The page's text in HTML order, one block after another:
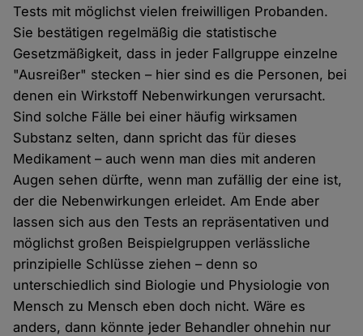
Tests mit möglichst vielen freiwilligen Probanden.
Sie bestätigen regelmäßig die statistische
Gesetzmäßigkeit, dass in jeder Fallgruppe einzelne
"Ausreißer" stecken – hier sind es die Personen, bei
denen ein Wirkstoff Nebenwirkungen verursacht.
Sind solche Fälle bei einer häufig wirksamen
Substanz selten, dann spricht das für dieses
Medikament – auch wenn man dies mit anderen
Augen sehen dürfte, wenn man zufällig der eine ist,
der die Nebenwirkungen erleidet. Am Ende aber
lassen sich aus den Tests an repräsentativen und
möglichst großen Beispielgruppen verlässliche
prinzipielle Schlüsse ziehen – denn so
unterschiedlich sind Biologie und Physiologie von
Mensch zu Mensch eben doch nicht. Wäre es
anders, dann könnte jeder Behandler ohnehin nur